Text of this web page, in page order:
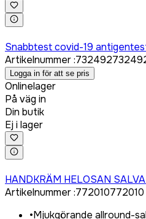
Snabbtest covid-19
Artikelnummer:732492
Logga in för att se pris
Onlinelager
På väg in
Din butik
Ej i lager
HANDKRÄM HELOSAN
Artikelnummer:772010772010
•Mjukgörande allround-